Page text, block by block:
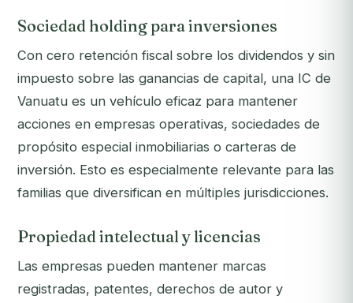
Sociedad holding para inversiones
Con cero retención fiscal sobre los dividendos y sin
impuesto sobre las ganancias de capital, una IC de
Vanuatu es un vehículo eficaz para mantener
acciones en empresas operativas, sociedades de
propósito especial inmobiliarias o carteras de
inversión. Esto es especialmente relevante para las
familias que diversifican en múltiples jurisdicciones.
Propiedad intelectual y licencias
Las empresas pueden mantener marcas
registradas, patentes, derechos de autor y